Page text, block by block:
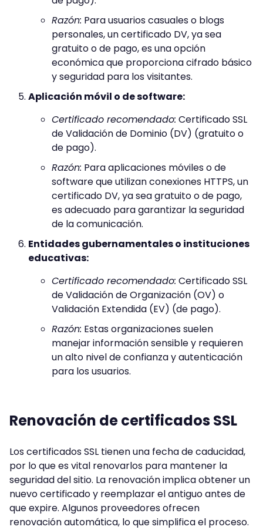
Razón: Para usuarios casuales o blogs
personales, un certificado DV, ya sea
gratuito o de pago, es una opción
económica que proporciona cifrado básico
y seguridad para los visitantes.
Aplicación móvil o de software:
Certificado recomendado: Certificado SSL
de Validación de Dominio (DV) (gratuito o
de pago).
Razón: Para aplicaciones móviles o de
software que utilizan conexiones HTTPS, un
certificado DV, ya sea gratuito o de pago,
es adecuado para garantizar la seguridad
de la comunicación.
Entidades gubernamentales o instituciones
educativas:
Certificado recomendado: Certificado SSL
de Validación de Organización (OV) o
Validación Extendida (EV) (de pago).
Razón: Estas organizaciones suelen
manejar información sensible y requieren
un alto nivel de confianza y autenticación
para los usuarios.
Renovación de certificados SSL
Los certificados SSL tienen una fecha de caducidad,
por lo que es vital renovarlos para mantener la
seguridad del sitio. La renovación implica obtener un
nuevo certificado y reemplazar el antiguo antes de
que expire. Algunos proveedores ofrecen
renovación automática, lo que simplifica el proceso.